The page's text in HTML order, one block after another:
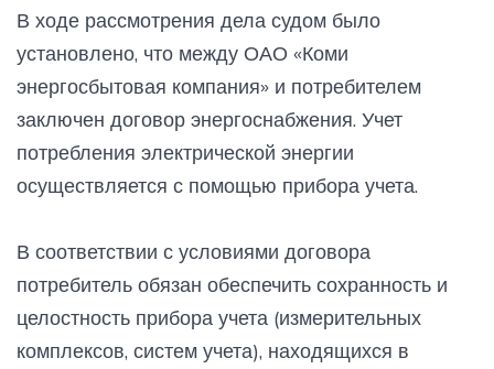
В ходе рассмотрения дела судом было
установлено, что между ОАО «Коми
энергосбытовая компания» и потребителем
заключен договор энергоснабжения. Учет
потребления электрической энергии
осуществляется с помощью прибора учета.
В соответствии с условиями договора
потребитель обязан обеспечить сохранность и
целостность прибора учета (измерительных
комплексов, систем учета), находящихся в